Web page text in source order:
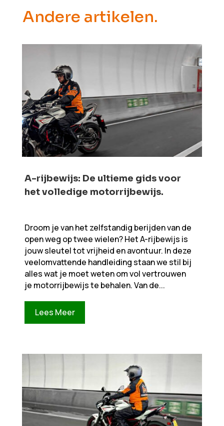
Andere artikelen.
A-rijbewijs: De ultieme gids voor
het volledige motorrijbewijs.​​
Droom je van het zelfstandig berijden van de
open weg op twee wielen? Het A-rijbewijs is
jouw sleutel tot vrijheid en avontuur. In deze
veelomvattende handleiding staan we stil bij
alles wat je moet weten om vol vertrouwen
je motorrijbewijs te behalen. Van de...
Lees Meer